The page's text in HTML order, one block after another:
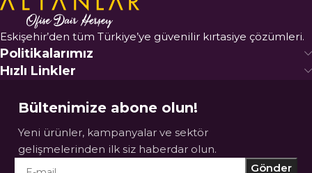
Eskişehir’den tüm Türkiye’ye güvenilir kırtasiye çözümleri.
Politikalarımız
Hızlı Linkler
Bültenimize abone olun!
Yeni ürünler, kampanyalar ve sektör
gelişmelerinden ilk siz haberdar olun.